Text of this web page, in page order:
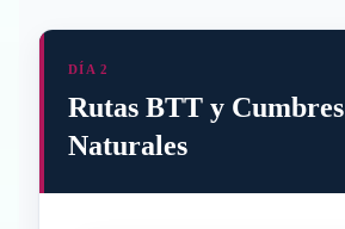
DÍA 2
Rutas BTT y Cumbres
Naturales